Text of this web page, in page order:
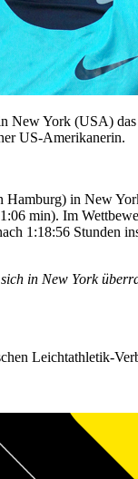
New York (USA)
US-Amerikanerin.
in New
min). Im
1:18:56 Stunden
in New York
Leichtathletik-